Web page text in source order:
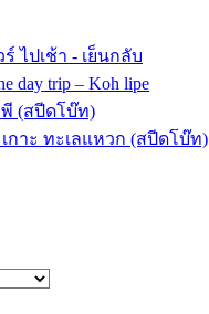
ไปเช้า - เย็นกลับ
day trip – Koh lipe
(สปีดโบ๊ท)
เกาะ ทะเลแหวก (สปีดโบ๊ท)